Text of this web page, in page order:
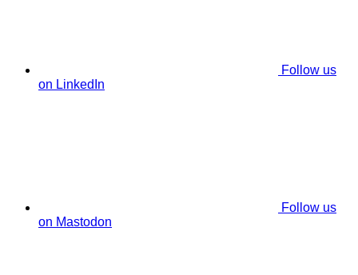
Follow us
on LinkedIn
Follow us
on Mastodon